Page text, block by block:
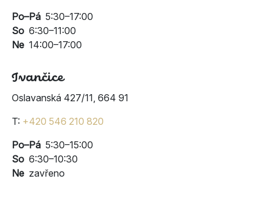
Po–Pá 5:30–17:00
So 6:30–11:00
Ne 14:00–17:00
Ivančice
Oslavanská 427/11, 664 91
T: +420 546 210 820
Po–Pá 5:30–15:00
So 6:30–10:30
Ne zavřeno